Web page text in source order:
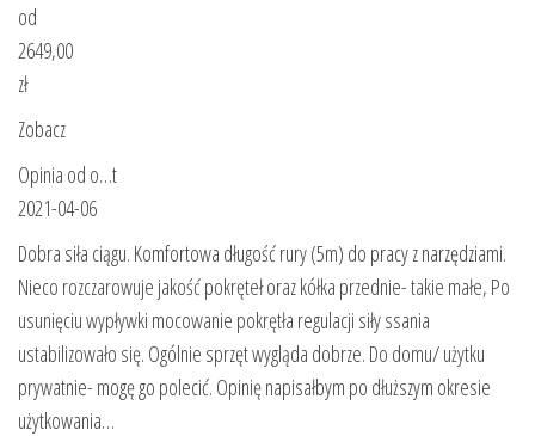
od
2649,00
zł
Zobacz
Opinia od o…t
2021-04-06
Dobra siła ciągu. Komfortowa długość rury (5m) do pracy z narzędziami.
Nieco rozczarowuje jakość pokręteł oraz kółka przednie- takie małe, Po
usunięciu wypływki mocowanie pokrętła regulacji siły ssania
ustabilizowało się. Ogólnie sprzęt wygląda dobrze. Do domu/ użytku
prywatnie- mogę go polecić. Opinię napisałbym po dłuższym okresie
użytkowania…